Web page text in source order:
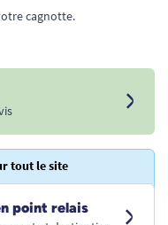
cagnotte.
tout le site
point relais